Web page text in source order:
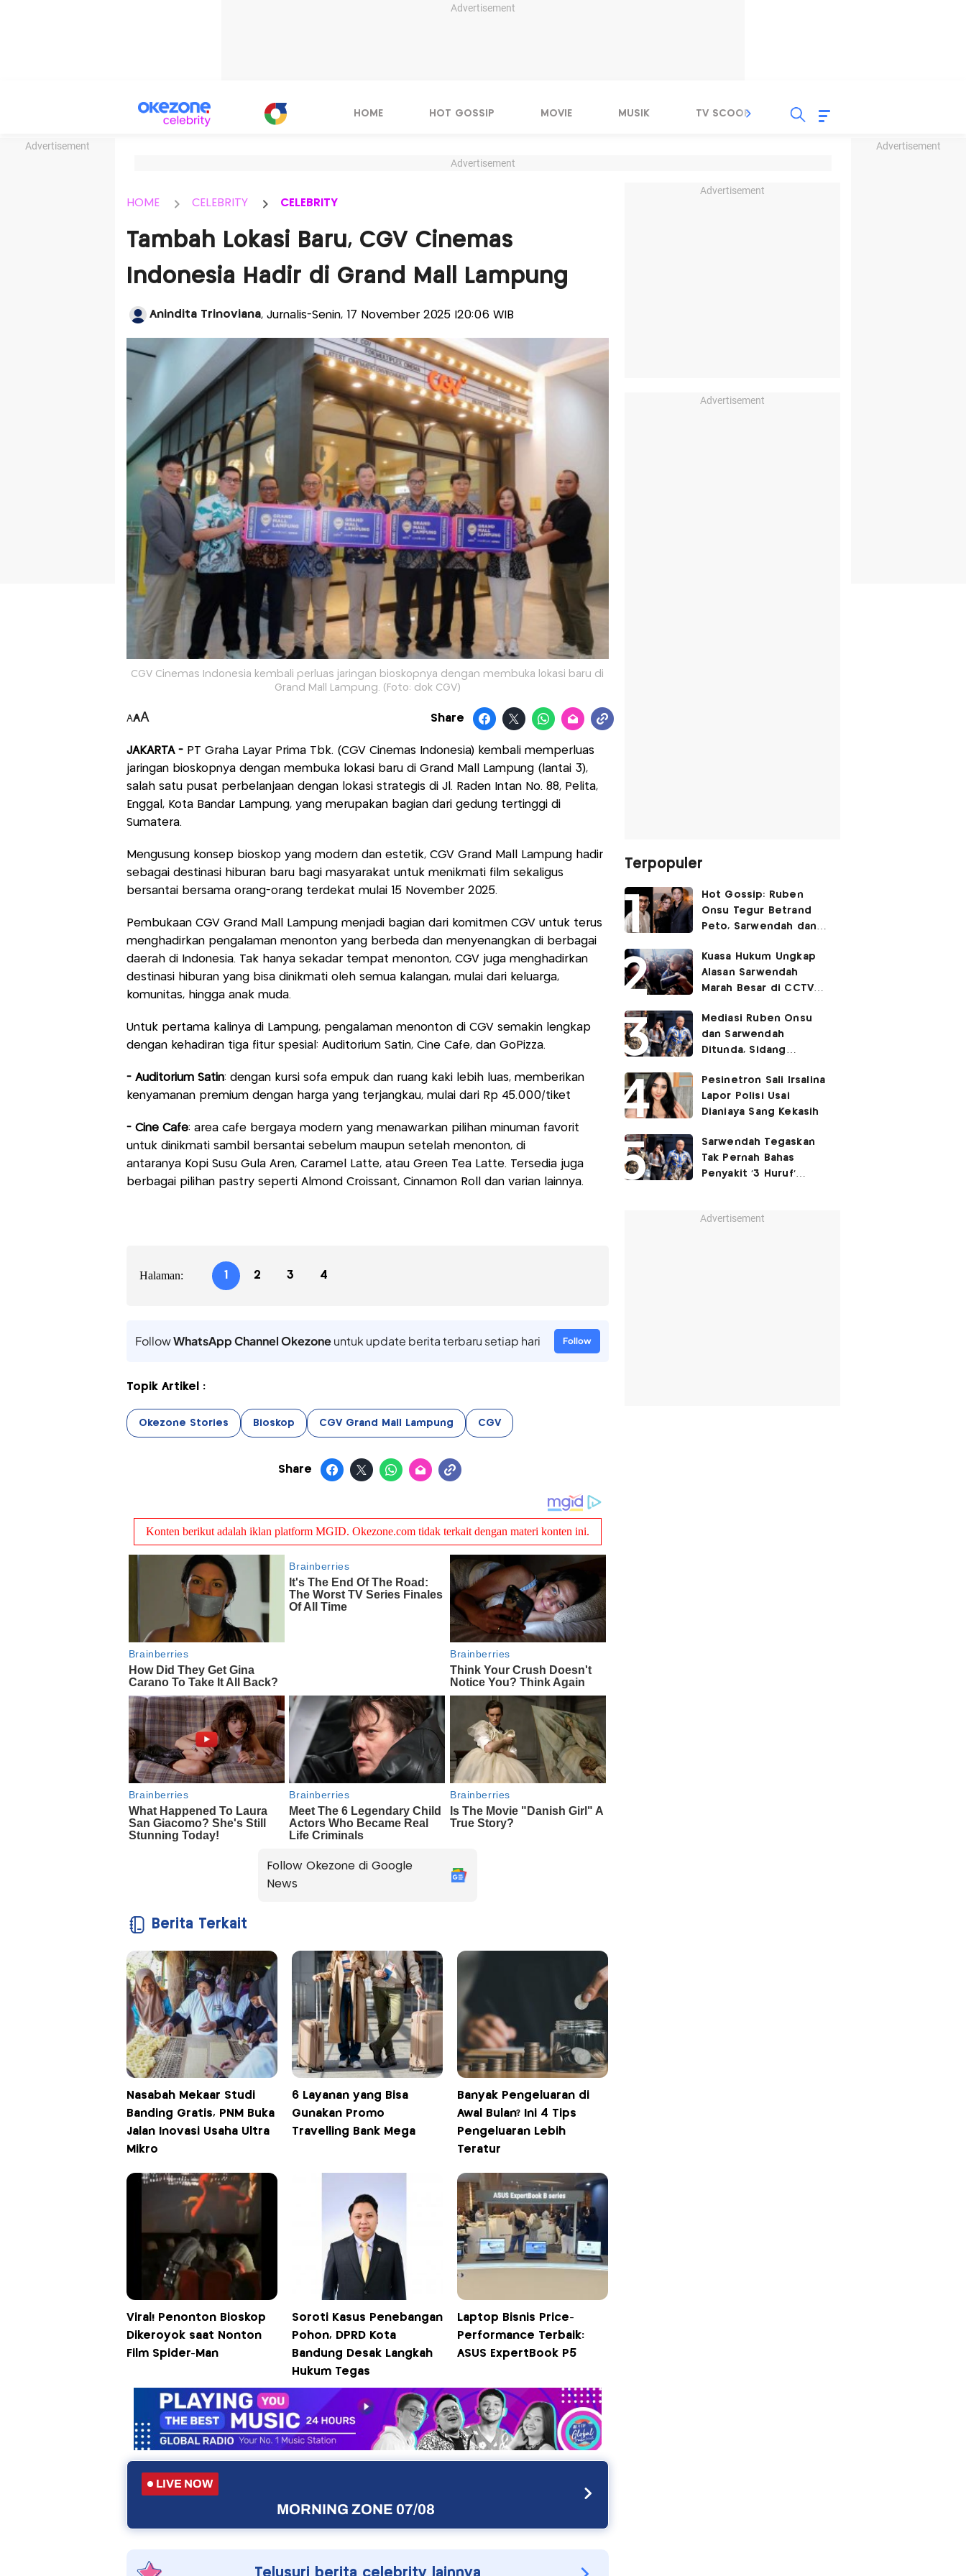
Advertisement
Advertisement Advertisement
HOME HOT GOSSIP MOVIE MUSIK TV SCOOP LIRIK
Advertisement
HOME CELEBRITY CELEBRITY
Tambah Lokasi Baru, CGV Cinemas
Indonesia Hadir di Grand Mall Lampung
Anindita Trinoviana, Jurnalis-Senin, 17 November 2025 |20:06 WIB
CGV Cinemas Indonesia kembali perluas jaringan bioskopnya dengan membuka lokasi baru di
Grand Mall Lampung. (Foto: dok CGV)
AAA Share
JAKARTA - PT Graha Layar Prima Tbk. (CGV Cinemas Indonesia) kembali memperluas
jaringan bioskopnya dengan membuka lokasi baru di Grand Mall Lampung (lantai 3),
salah satu pusat perbelanjaan dengan lokasi strategis di Jl. Raden Intan No. 88, Pelita,
Enggal, Kota Bandar Lampung, yang merupakan bagian dari gedung tertinggi di
Sumatera.
Mengusung konsep bioskop yang modern dan estetik, CGV Grand Mall Lampung hadir
sebagai destinasi hiburan baru bagi masyarakat untuk menikmati film sekaligus
bersantai bersama orang-orang terdekat mulai 15 November 2025.
Pembukaan CGV Grand Mall Lampung menjadi bagian dari komitmen CGV untuk terus
menghadirkan pengalaman menonton yang berbeda dan menyenangkan di berbagai
daerah di Indonesia. Tak hanya sekadar tempat menonton, CGV juga menghadirkan
destinasi hiburan yang bisa dinikmati oleh semua kalangan, mulai dari keluarga,
komunitas, hingga anak muda.
Untuk pertama kalinya di Lampung, pengalaman menonton di CGV semakin lengkap
dengan kehadiran tiga fitur spesial: Auditorium Satin, Cine Cafe, dan GoPizza.
- Auditorium Satin: dengan kursi sofa empuk dan ruang kaki lebih luas, memberikan
kenyamanan premium dengan harga yang terjangkau, mulai dari Rp 45.000/tiket
- Cine Cafe: area cafe bergaya modern yang menawarkan pilihan minuman favorit
untuk dinikmati sambil bersantai sebelum maupun setelah menonton, di
antaranya Kopi Susu Gula Aren, Caramel Latte, atau Green Tea Latte. Tersedia juga
berbagai pilihan pastry seperti Almond Croissant, Cinnamon Roll dan varian lainnya.
Halaman: 1 2 3 4
FollowWhatsApp Channel Okezoneuntuk update berita terbaru setiap hari Follow
Topik Artikel :
Okezone Stories Bioskop CGV Grand Mall Lampung CGV
Share
Follow Okezone di Google
News
Berita Terkait
Nasabah Mekaar Studi
Banding Gratis, PNM Buka
Jalan Inovasi Usaha Ultra
Mikro
6 Layanan yang Bisa
Gunakan Promo
Travelling Bank Mega
Banyak Pengeluaran di
Awal Bulan? Ini 4 Tips
Pengeluaran Lebih
Teratur
Viral! Penonton Bioskop
Dikeroyok saat Nonton
Film Spider-Man
Soroti Kasus Penebangan
Pohon, DPRD Kota
Bandung Desak Langkah
Hukum Tegas
Laptop Bisnis Price-
Performance Terbaik:
ASUS ExpertBook P5
LIVE NOW
MORNING ZONE 07/08
Advertisement
Advertisement
Terpopuler
Hot Gossip: Ruben
Onsu Tegur Betrand
Peto, Sarwendah dan
Kemesraan
Kuasa Hukum Ungkap
Alasan Sarwendah
Marah Besar di CCTV
Kecewa Mendalam
Mediasi Ruben Onsu
dan Sarwendah
Ditunda, Sidang
Pesinetron Sali Irsalina
Lapor Polisi Usai
Dianiaya Sang Kekasih
Sarwendah Tegaskan
Tak Pernah Bahas
Penyakit '3 Huruf'
Advertisement